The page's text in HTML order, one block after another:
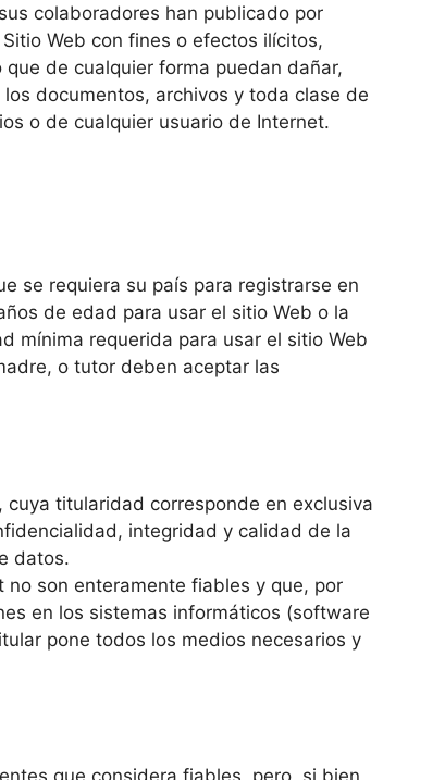
colaboradores han publicado por
Web con fines o efectos ilícitos,
de cualquier forma puedan dañar,
documentos, archivos y toda clase de
o de cualquier usuario de Internet.
se requiera su país para registrarse en
de edad para usar el sitio Web o la
mínima requerida para usar el sitio Web
o tutor deben aceptar las
titularidad corresponde en exclusiva
integridad y calidad de la
datos.
son enteramente fiables y que, por
en los sistemas informáticos (software
pone todos los medios necesarios y
que considera fiables, pero, si bien